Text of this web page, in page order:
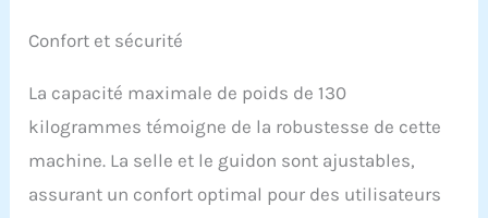
Confort et sécurité
La capacité maximale de poids de 130
kilogrammes témoigne de la robustesse de cette
machine. La selle et le guidon sont ajustables,
assurant un confort optimal pour des utilisateurs